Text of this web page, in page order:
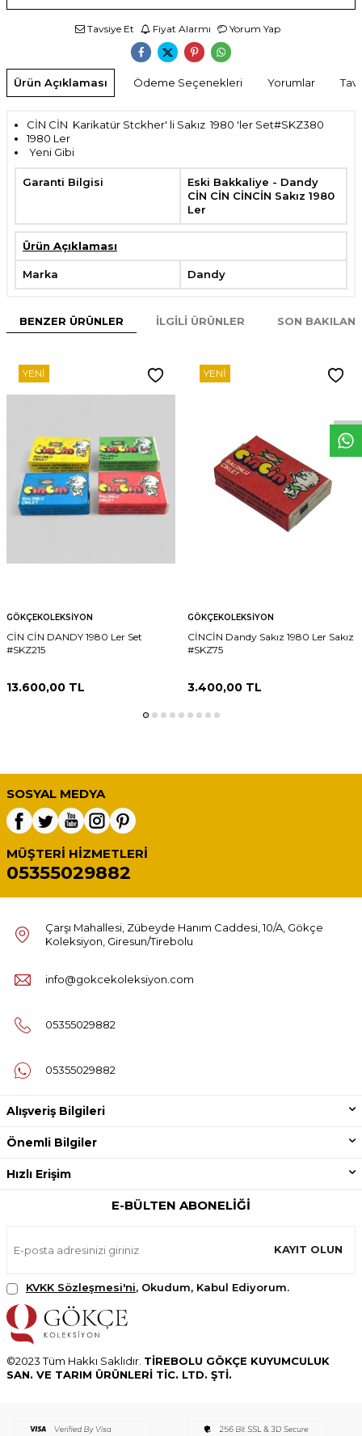
WhtsppDeseHatt
Tavsiye Et Fiyat Alarmı Yorum Yap
Ürün Açıklaması Ödeme Seçenekleri Yorumlar
CİN CİN Karikatür Stckher' li Sakız 1980 'ler Set#SKZ380
1980 Ler
Yeni Gibi
Garanti Bilgisi
Eski Bakkaliye - Dandy
CİN CİN CİNCİN Sakız 1980
Ler
Ürün Açıklaması
Marka Dandy
BENZER ÜRÜNLER İLGILI ÜRÜNLER SON
YENI
GÖKÇEKOLEKSIYON
CİN CİN DANDY 1980 Ler Set
#SKZ215
13.600,00 TL
YENI
GÖKÇEKOLEKSIYON
CİNCİN Dandy Sakız 1980 Ler Sakız
#SKZ75
3.400,00TL
SOSYAL MEDYA
MÜŞTERI HIZMETLERI
05355029882
Çarşı Mahallesi, Zübeyde Hanım Caddesi, 10/A, Gökçe
Koleksiyon, Giresun/Tirebolu
info@gokcekoleksiyon.com
05355029882
05355029882
Alışveriş Bilgileri
Önemli Bilgiler
Hızlı Erişim
E-BÜLTEN ABONELIĞI
KAYIT OLUN
KVKK Sözleşmesi'ni, Okudum, Kabul Ediyorum.
©2023 Tüm Hakkı Saklıdır. TİREBOLU GÖKÇE KUYUMCULUK
SAN. VE TARIM ÜRÜNLERİ TİC. LTD. ŞTİ.